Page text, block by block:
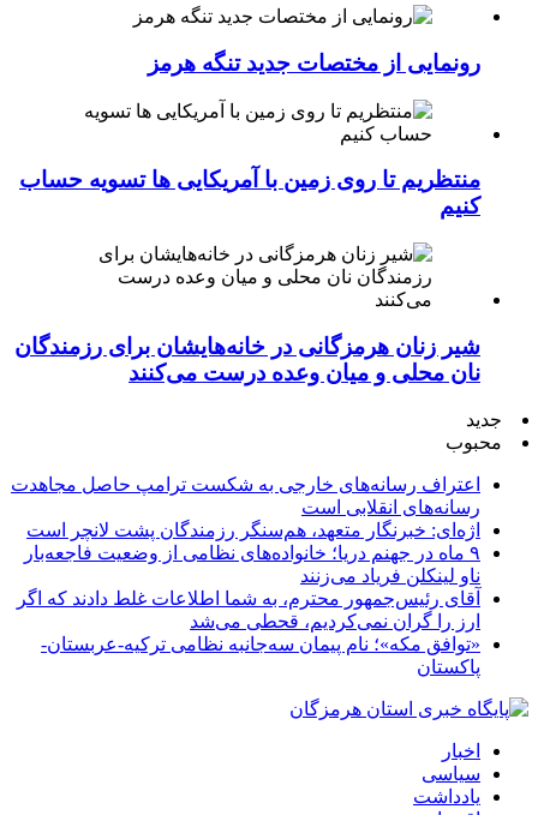
رونمایی از مختصات جدید تنگه هرمز
منتظریم تا روی زمین با آمریکایی ها تسویه حساب
کنیم
شیر زنان هرمزگانی در خانه‌هایشان برای رزمندگان
نان محلی و میان وعده درست می‌کنند
جدید
محبوب
اعتراف رسانه‌های خارجی به شکست ترامپ حاصل مجاهدت
رسانه‌های انقلابی است
اژه‌ای: خبرنگار متعهد، هم‌سنگر رزمندگان پشت لانچر است
۹ ماه در جهنم دریا؛ خانواده‌های نظامی از وضعیت فاجعه‌بار
ناو لینکلن فریاد می‌زنند
آقای رئیس‌جمهور محترم، به شما اطلاعات غلط دادند که اگر
ارز را گران نمی‌کردیم، قحطی می‌شد
«توافق مکه»؛ نام پیمان سه‌جانبه نظامی ترکیه-عربستان-
پاکستان
اخبار
سیاسی
یادداشت